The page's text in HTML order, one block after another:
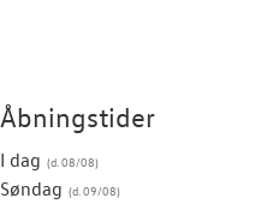
Åbningstider
I dag
Søndag